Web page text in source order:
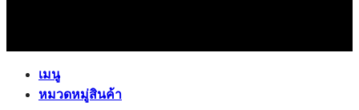
เมนู
หมวดหมู่สินค้า